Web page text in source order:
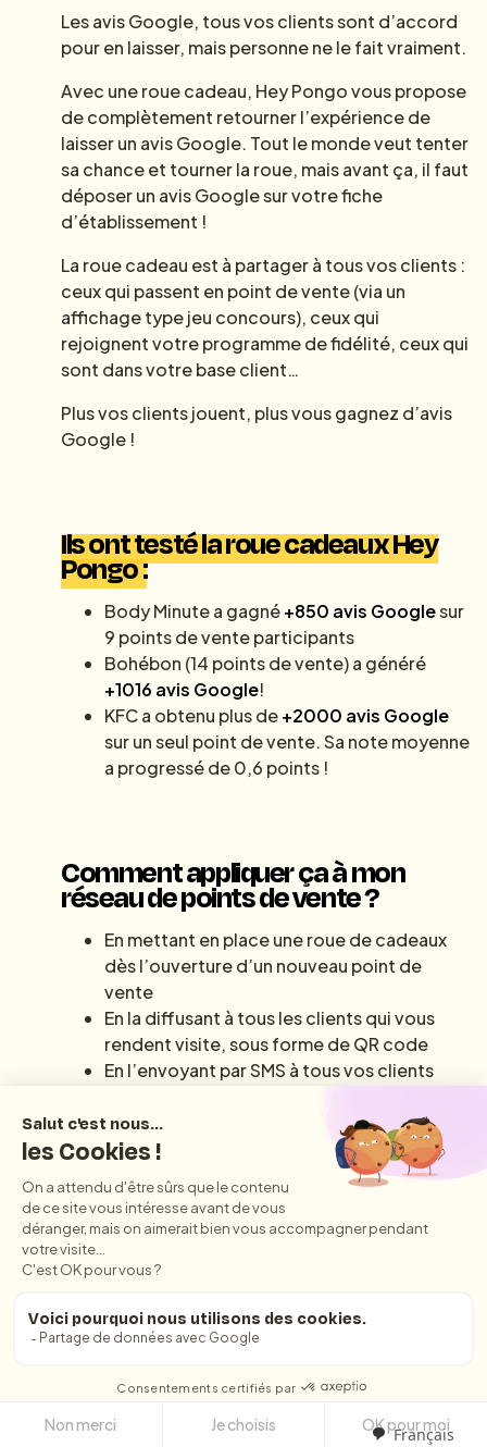
Les avis Google, tous vos clients sont d’accord
pour en laisser, mais personne ne le fait vraiment.
Avec une roue cadeau, Hey Pongo vous propose
de complètement retourner l’expérience de
laisser un avis Google. Tout le monde veut tenter
sa chance et tourner la roue, mais avant ça, il faut
déposer un avis Google sur votre fiche
d’établissement !
La roue cadeau est à partager à tous vos clients :
ceux qui passent en point de vente (via un
affichage type jeu concours), ceux qui
rejoignent votre programme de fidélité, ceux qui
sont dans votre base client…
Plus vos clients jouent, plus vous gagnez d’avis
Google !
Ils ont testé la roue cadeaux Hey
Pongo :
Body Minute a gagné+850 avis Googlesur
9 points de vente participants
Bohébon (14 points de vente) a généré
+1016 avis Google!
KFC a obtenu plus de+2000 avis Google
sur un seul point de vente. Sa note moyenne
a progressé de 0,6 points !
Comment appliquer ça à mon
réseau de points de vente ?
En mettant en place une roue de cadeaux
dès l’ouverture d’un nouveau point de
vente
En la diffusant à tous les clients qui vous
rendent visite, sous forme de QR code
En l’envoyant par SMS à tous vos clients
Prendre RDV avec mon conseiller marketing
Hey Pongo
Comment
Google
Pour voir ses avis Google, il faut avoir ouvert
votre fiche d’établissement sur Google MyFrançais